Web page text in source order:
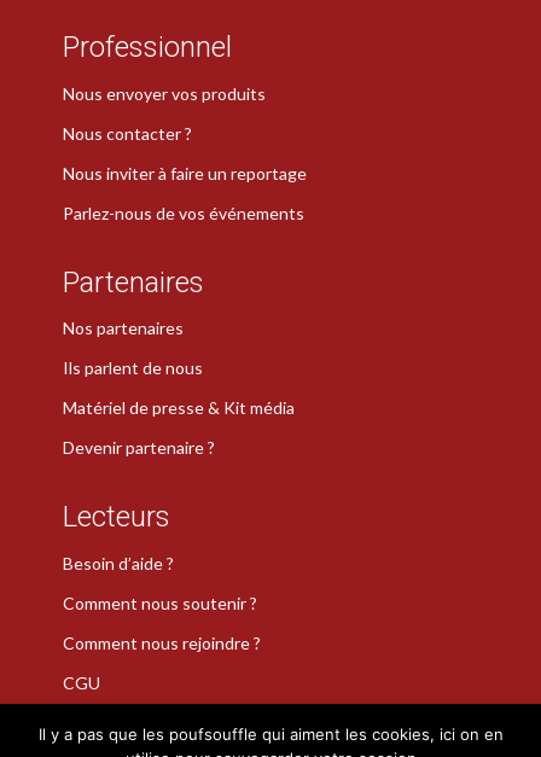
Professionnel
Nous envoyer vos produits
Nous contacter ?
Nous inviter à faire un reportage
Parlez-nous de vos événements
Partenaires
Nos partenaires
Ils parlent de nous
Matériel de presse & Kit média
Devenir partenaire ?
Lecteurs
Besoin d’aide ?
Comment nous soutenir ?
Comment nous rejoindre ?
CGU
Il y a pas que les poufsouffle qui aiment les cookies, ici on en